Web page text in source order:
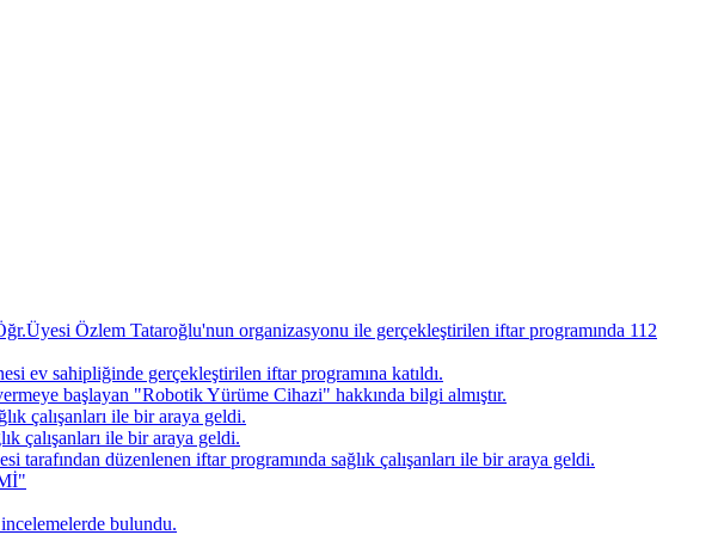
Özlem Tataroğlu'nun organizasyonu ile gerçekleştirilen iftar programında 112
ev sahipliğinde gerçekleştirilen iftar programına katıldı.
başlayan "Robotik Yürüme Cihazi" hakkında bilgi almıştır.
çalışanları ile bir araya geldi.
çalışanları ile bir araya geldi.
düzenlenen iftar programında sağlık çalışanları ile bir araya geldi.
bulundu.